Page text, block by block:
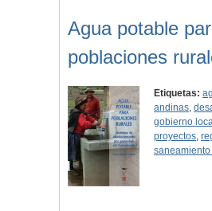
Agua potable
poblaciones
Etiquetas:
andinas,
gobierno
proyectos,
saneamiento